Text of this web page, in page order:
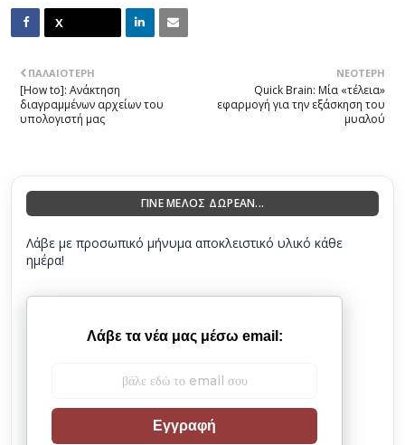
ΝΕΌΤΕΡΗ
Quick Brain: Μία «τέλεια»
εφαρμογή για την εξάσκηση του
μυαλού
ΠΑΛΑΙΌΤΕΡΗ
[How to]: Ανάκτηση
διαγραμμένων αρχείων του
υπολογιστή μας
ΓΙΝΕ ΜΕΛΟΣ ΔΩΡΕΑΝ...
Λάβε με προσωπικό μήνυμα αποκλειστικό υλικό κάθε
ημέρα!
Λάβε τα νέα μας μέσω email:
Εγγραφή